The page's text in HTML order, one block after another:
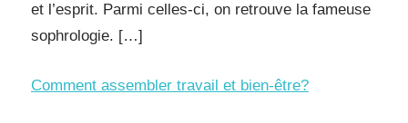
et l’esprit. Parmi celles-ci, on retrouve la fameuse
sophrologie. […]
Comment assembler travail et bien-être?